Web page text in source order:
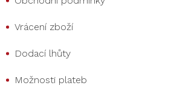
Vrácení zboží
Dodací lhůty
Možnosti plateb